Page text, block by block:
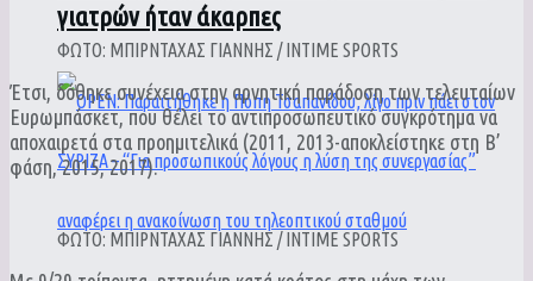
γιατρών ήταν άκαρπες
ΦΩΤΟ: ΜΠΙΡΝΤΑΧΑΣ ΓΙΑΝΝΗΣ / INTIME SPORTS
Έτσι, δόθηκε συνέχεια στην αρνητική παράδοση των τελευταίων
Ευρωμπάσκετ, που θέλει το αντιπροσωπευτικό συγκρότημα να
αποχαιρετά στα προημιτελικά (2011, 2013-αποκλείστηκε στη Β’
φάση, 2015, 2017).
ΦΩΤΟ: ΜΠΙΡΝΤΑΧΑΣ ΓΙΑΝΝΗΣ / INTIME SPORTS